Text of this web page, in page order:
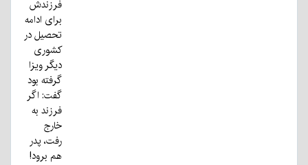
فرزندش
برای ادامه
تحصیل در
کشوری
دیگر ویزا
گرفته بود
گفت: اگر
فرزند به
خارج
رفت، پدر
هم برود!